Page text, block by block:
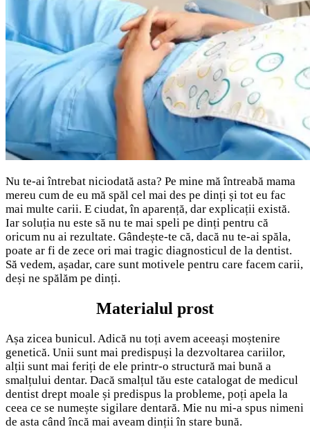
Nu te-ai întrebat niciodată asta? Pe mine mă întreabă mama
mereu cum de eu mă spăl cel mai des pe dinți și tot eu fac
mai multe carii. E ciudat, în aparență, dar explicații există.
Iar soluția nu este să nu te mai speli pe dinți pentru că
oricum nu ai rezultate. Gândește-te că, dacă nu te-ai spăla,
poate ar fi de zece ori mai tragic diagnosticul de la dentist.
Să vedem, așadar, care sunt motivele pentru care facem carii,
deși ne spălăm pe dinți.
Materialul prost
Așa zicea bunicul. Adică nu toți avem aceeași moștenire
genetică. Unii sunt mai predispuși la dezvoltarea cariilor,
alții sunt mai feriți de ele printr-o structură mai bună a
smalțului dentar. Dacă smalțul tău este catalogat de medicul
dentist drept moale și predispus la probleme, poți apela la
ceea ce se numește sigilare dentară. Mie nu mi-a spus nimeni
de asta când încă mai aveam dinții în stare bună.